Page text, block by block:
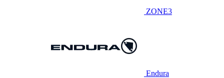
ZONE3
Endura